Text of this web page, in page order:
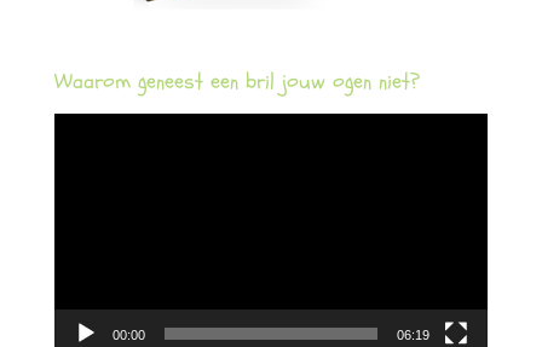
Waarom geneest een bril jouw ogen niet?
00:00 06:19